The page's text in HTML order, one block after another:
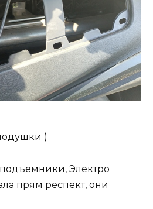
)
Электро
прям респект, они